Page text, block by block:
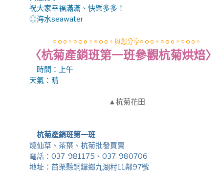
祝大家幸福滿滿、快樂多多！
◎海水seawater
○ｏo。○ｏo。○ｏo。與您分享○ｏo。○ｏo。○ｏo。
〈杭菊產銷班第一班參觀杭菊烘焙〉
時間 ：上午
天氣：晴
▲杭菊花田
杭菊產銷班第一班
燒仙草、茶葉、杭菊批發買賣
電話：037-981175、037-980706
地址：苗栗縣銅鑼鄉九湖村11鄰97號